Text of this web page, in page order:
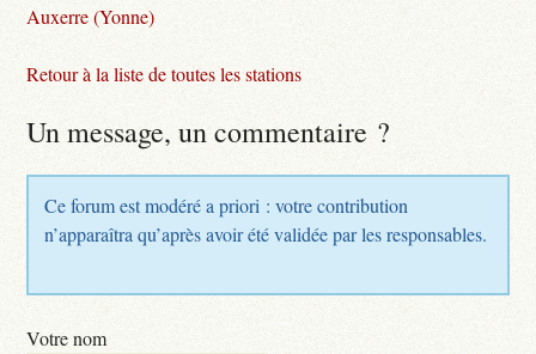
Auxerre (Yonne)
Retour à la liste de toutes les stations
Un message, un commentaire ?
Ce forum est modéré a priori : votre contribution
n’apparaîtra qu’après avoir été validée par les responsables.
Votre nom